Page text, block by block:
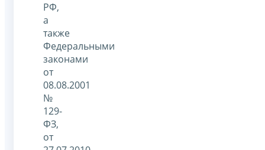
РФ,
а
также
Федеральными
законами
от
08.08.2001
№
129-
ФЗ,
от